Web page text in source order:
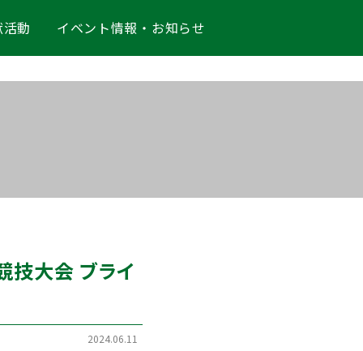
動 イベント情報・お知らせ
2024.06.11
大会 ブライ